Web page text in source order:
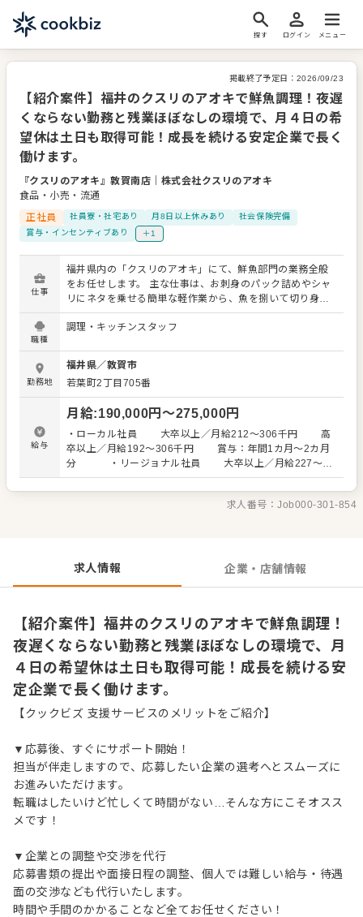
探す ログイン メニュー
掲載終了予定日： 2026/09/23
【紹介案件】福井のクスリのアオキで鮮魚調理！夜遅
くならない勤務と残業ほぼなしの環境で、月４日の希
望休は土日も取得可能！成長を続ける安定企業で長く
働けます。
『クスリのアオキ』敦賀南店
株式会社クスリのアオキ
食品・小売・流通
正社員
社員寮・社宅あり 月8日以上休みあり
社会保険完備
賞与・インセンティブあり
＋1
仕事
福井県内の「クスリのアオキ」にて、鮮魚部門の業務全般
をお任せします。 主な仕事は、お刺身のパック詰めやシャ
リにネタを乗せる簡単な軽作業から、魚を捌いて切り身や
刺身へと加工する調理業務です。魚を〆る工程はなく、働
きながら一生モノの調理技術が身に付きます。 また、豊富
品や季節商品に合わせた商品の発注・管理もお任せしま
す。業務に慣れた後は、他の従業員への教育や指導も担当
していただく流れです。 当社は明治時代創業の歴史を持
ち、食品強化と調剤併設のW戦略で成長を続けるドラッグ
ストアチェーンです。「ショートタイムショッピング」を
コンセプトとした食品強化型の店舗を展開しており、安定
した基盤のもとでキャリアアップを目指せます。 ＜おすす
めポイント＞ 夜遅い時間までの勤務はなく、残業もほぼ発
イフステージの変化に合わせて働き方を毎年変更できるほ
か、月4日分の希望休を指定できる制度があり、土日の休み
職種
調理・キッチンスタッフ
勤務地
福井県／敦賀市
若葉町2丁目705番
給与
月給:190,000円〜275,000円
・ローカル社員 大卒以上／月給212～306千円 高
卒以上／月給192～306千円 賞与：年間1カ月～2カ月
分 ・リージョナル社員 大卒以上／月給227～
316千円 高卒以上／月給207～316千円 賞与：年
間1.6カ月～3カ月分 ・ナショナル社員 大卒以上／月
給242～326千円 高卒以上／月給222～326千円 賞
求人番号：Job000-301-854
求人情報 企業・店舗情報
【紹介案件】福井のクスリのアオキで鮮魚調理！
夜遅くならない勤務と残業ほぼなしの環境で、月
４日の希望休は土日も取得可能！成長を続ける安
定企業で長く働けます。
【クックビズ 支援サービスのメリットをご紹介】
▼応募後、すぐにサポート開始！
担当が伴走しますので、応募したい企業の選考へとスムーズに
お進みいただけます。
転職はしたいけど忙しくて時間がない…そんな方にこそオスス
メです！
▼企業との調整や交渉を代行
応募書類の提出や面接日程の調整、個人では難しい給与・待遇
面の交渉なども代行いたします。
時間や手間のかかることなど全てお任せください！